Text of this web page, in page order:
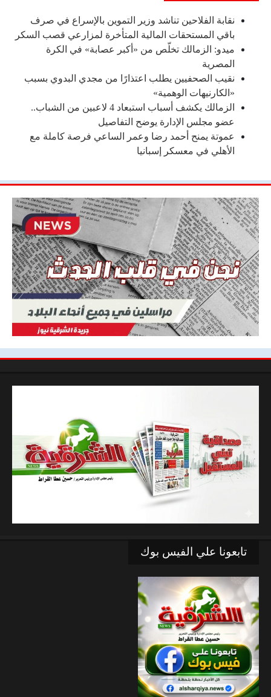
نقابة الفلاحين تناشد وزير التموين بالإسراع في صرف
باقي المستحقات المالية المتأخرة لمزارعي قصب السكر
ميدو: الزمالك تخلّص من «أكبر عصابة» في الكرة
المصرية
نقيب الصحفيين يطلب اعتذارًا من مجدي البدوي بسبب
«الكارنيهات الوهمية»
الزمالك يكشف أسباب استبعاد 4 لاعبين من الشباب..
عضو مجلس الإدارة يوضح التفاصيل
عموتة يمنح أحمد رضا وعمر الساعي فرصة كاملة مع
الأهلي في معسكر إسبانيا
تابعونا علي الفيس بوك